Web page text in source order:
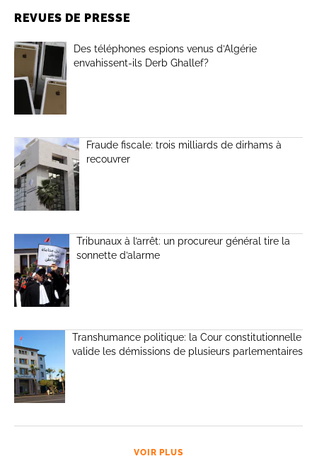
REVUES DE PRESSE
Des téléphones espions venus d’Algérie
envahissent-ils Derb Ghallef?
Fraude fiscale: trois milliards de dirhams à
recouvrer
Tribunaux à l’arrêt: un procureur général tire la
sonnette d’alarme
Transhumance politique: la Cour constitutionnelle
valide les démissions de plusieurs parlementaires
VOIR PLUS